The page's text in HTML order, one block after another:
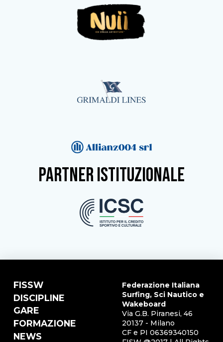
partner istituzionale
FISSW
DISCIPLINE
GARE
FORMAZIONE
NEWS
Federazione Italiana
Surfing, Sci Nautico e
Wakeboard
Via G.B. Piranesi, 46
20137 - Milano
CF e PI 06369340150